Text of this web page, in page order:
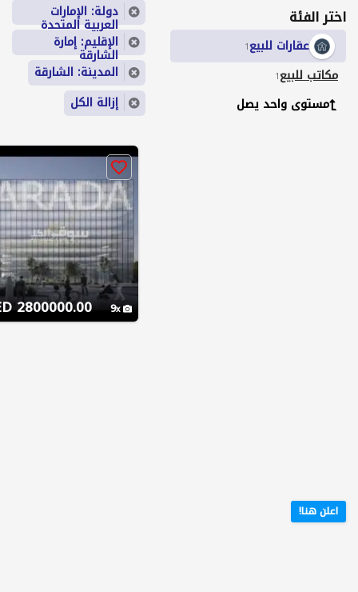
اختر الفئة
عقارات للبيع1
مكاتب للبيع1
مستوى واحد يصل
اعلن هنا!
دولة: الإمارات
العربية المتحدة
الإقليم: إمارة
الشارقة
المدينة: الشارقة
إزالة الكل
2800000.00 AED 9